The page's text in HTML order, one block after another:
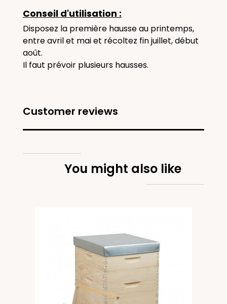
Conseil d'utilisation :
Disposez la première hausse au printemps,
entre avril et mai et récoltez fin juillet, début
août.
Il faut prévoir plusieurs hausses.
Customer reviews
You might also like